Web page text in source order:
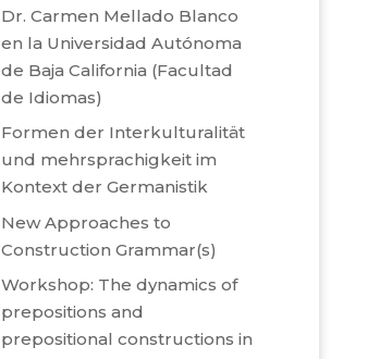
Dr. Carmen Mellado Blanco
en la Universidad Autónoma
de Baja California (Facultad
de Idiomas)
Formen der Interkulturalität
und mehrsprachigkeit im
Kontext der Germanistik
New Approaches to
Construction Grammar(s)
Workshop: The dynamics of
prepositions and
prepositional constructions in